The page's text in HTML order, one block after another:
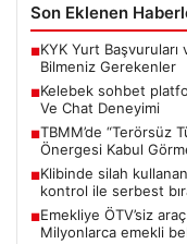
Son Eklenen
■KYK Yurt
Bilmeniz Gerekenler
■Kelebek sohbet
Ve Chat Deneyimi
■TBMM’de “Terörsüz
Önergesi Kabul
■Klibinde silah
kontrol ile serbest
■Emekliye ÖTV’siz
Milyonlarca emekli